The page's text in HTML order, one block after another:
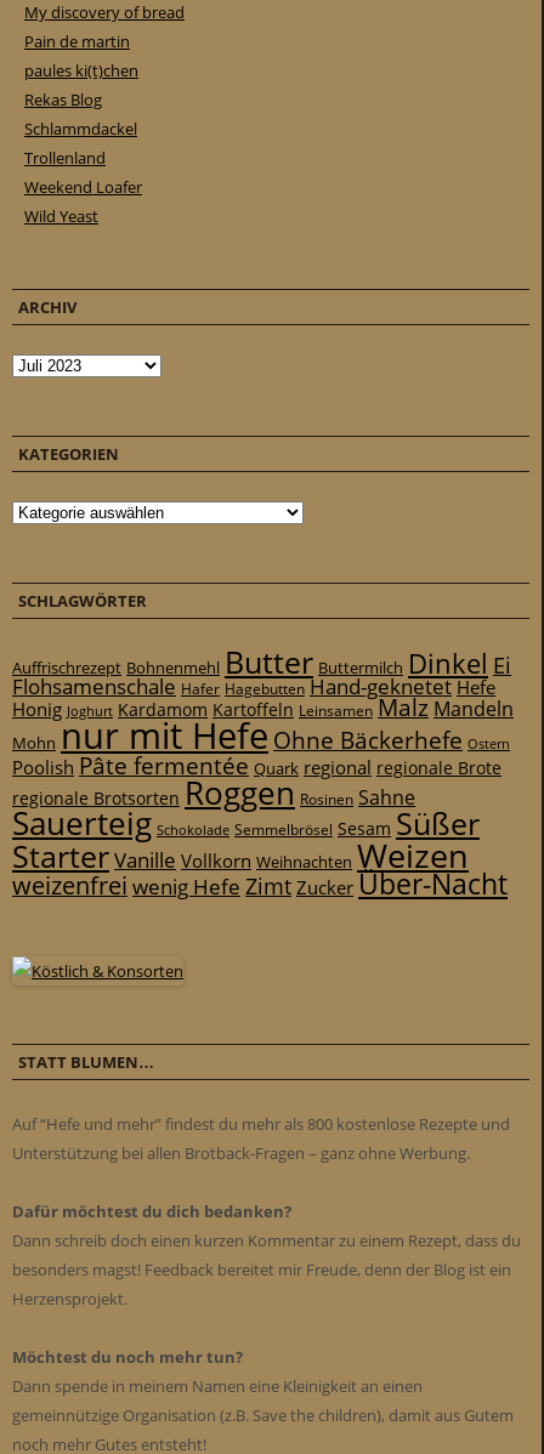
My discovery of bread
Pain de martin
paules ki(t)chen
Rekas Blog
Schlammdackel
Trollenland
Weekend Loafer
Wild Yeast
ARCHIV
Archiv
KATEGORIEN
Kategorien
SCHLAGWÖRTER
Auffrischrezept Bohnenmehl Butter Buttermilch Dinkel Ei
Flohsamenschale Hafer Hagebutten Hand-geknetet Hefe
Honig Joghurt Kardamom Kartoffeln Leinsamen Malz Mandeln
Mohn nur mit Hefe Ohne Bäckerhefe Ostern
Poolish Pâte fermentée Quark regional regionale Brote
regionale Brotsorten Roggen Rosinen Sahne
Sauerteig Schokolade Semmelbrösel Sesam Süßer
StarterVanille Vollkorn Weihnachten Weizen
weizenfrei wenig Hefe ZimtZuckerÜber-Nacht
STATT BLUMEN…
Auf “Hefe und mehr” findest du mehr als 800 kostenlose Rezepte und
Unterstützung bei allen Brotback-Fragen – ganz ohne Werbung.
Dafür möchtest du dich bedanken?
Dann schreib doch einen kurzen Kommentar zu einem Rezept, dass du
besonders magst! Feedback bereitet mir Freude, denn der Blog ist ein
Herzensprojekt.
Möchtest du noch mehr tun?
Dann spende in meinem Namen eine Kleinigkeit an einen
gemeinnützige Organisation (z.B. Save the children), damit aus Gutem
noch mehr Gutes entsteht!